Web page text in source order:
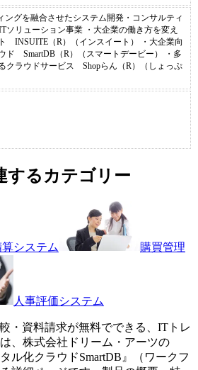
ングを融合させたシステム開発・コンサルティ
ソリューション事業 ・大企業の働き方を変え
INSUITE（R）（インスイート） ・大企業向
ド SmartDB（R）（スマートデービー） ・多
クラウドサービス Shopらん（R）（しょっぷ
するカテゴリー
システム 購買管理
人事評価システム
・資料請求が無料でできる、ITトレ
、 株式会社ドリーム・アーツの
ル化クラウドSmartDB 』（ ワークフ